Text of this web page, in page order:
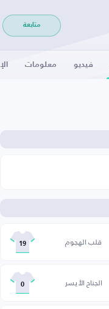
متابعة
فيديو معلومات
قلب الهجوم 19
الجناح الأيسر 0